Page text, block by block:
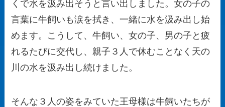
くで水を汲み出そうと言い出しました。女の子の
言葉に牛飼いも涙を拭き、一緒に水を汲み出し始
めます。こうして、牛飼い、女の子、男の子と疲
れるたびに交代し、親子３人で休むことなく天の
川の水を汲み出し続けました。
そんな３人の姿をみていた王母様は牛飼いたちが